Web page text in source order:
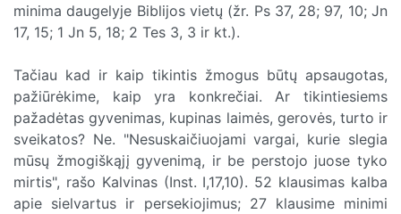
minima daugelyje Biblijos vietų (žr. Ps 37, 28; 97, 10; Jn
17, 15; 1 Jn 5, 18; 2 Tes 3, 3 ir kt.).
Tačiau kad ir kaip tikintis žmogus būtų apsaugotas,
pažiūrėkime, kaip yra konkrečiai. Ar tikintiesiems
pažadėtas gyvenimas, kupinas laimės, gerovės, turto ir
sveikatos? Ne. "Nesuskaičiuojami vargai, kurie slegia
mūsų žmogiškąjį gyvenimą, ir be perstojo juose tyko
mirtis", rašo Kalvinas (Inst. I,17,10). 52 klausimas kalba
apie sielvartus ir persekiojimus; 27 klausime minimi